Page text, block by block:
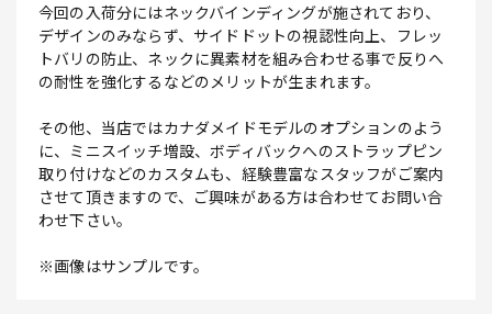
今回の入荷分にはネックバインディングが施されており、
デザインのみならず、サイドドットの視認性向上、フレッ
トバリの防止、ネックに異素材を組み合わせる事で反りへ
の耐性を強化するなどのメリットが生まれます。
その他、当店ではカナダメイドモデルのオプションのよう
に、ミニスイッチ増設、ボディバックへのストラップピン
取り付けなどのカスタムも、経験豊富なスタッフがご案内
させて頂きますので、ご興味がある方は合わせてお問い合
わせ下さい。
※画像はサンプルです。